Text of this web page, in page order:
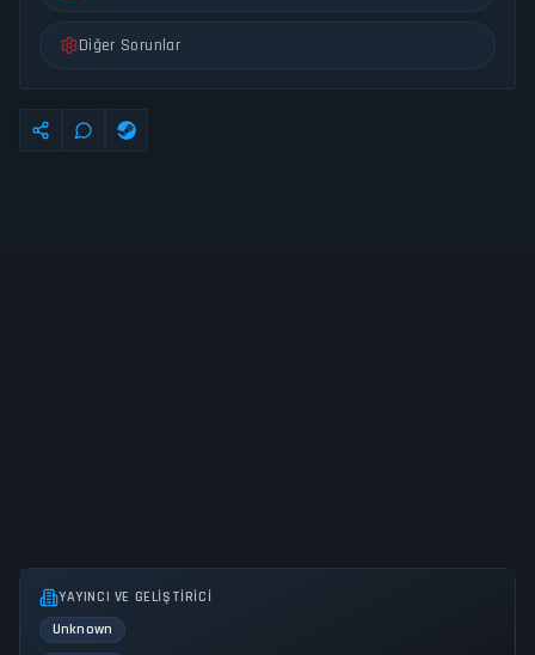
Diğer Sorunlar
YAYINCI VE GELIŞTIRICI
Unknown